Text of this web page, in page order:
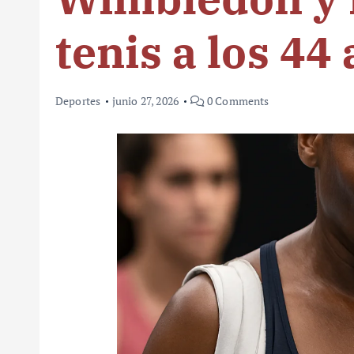
tenis a los 44
Deportes junio 27, 2026 0 Comments